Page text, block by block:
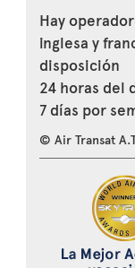
Hay
inglesa y
disposición
24 horas del
7 días por
© Air Transat